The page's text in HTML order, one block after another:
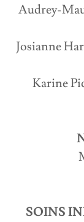
Audrey-
Josianne
Karine
SOINS